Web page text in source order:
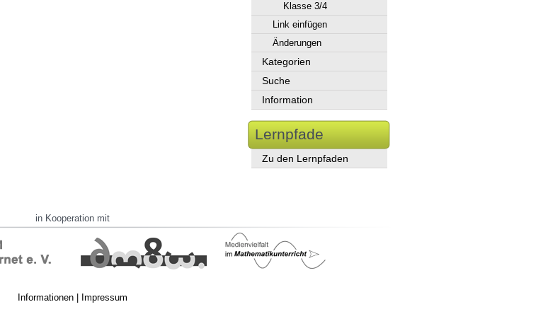
Klasse 3/4
Link einfügen
Änderungen
Kategorien
Suche
Information
Lernpfade
Zu den Lernpfaden
in Kooperation mit
Informationen| Impressum